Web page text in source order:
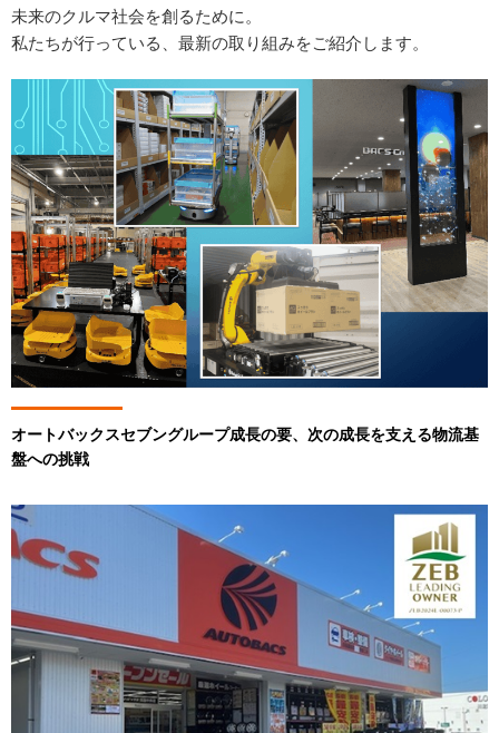
未来のクルマ社会を創るために。
私たちが行っている、最新の取り組みをご紹介します。
オートバックスセブングループ成長の要、次の成長を支える物流基
盤への挑戦